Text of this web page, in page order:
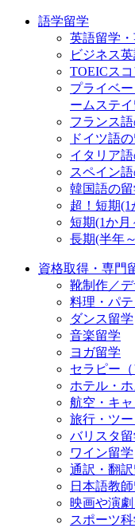
語学留学
英語留学
ビジネス
TOEICス
プライベ
ームステ
フランス
ドイツ語
イタリア
スペイン
韓国語の留
超！短期
短期(1か月
長期(半年
資格取得・専門
靴制作／
料理・パ
ダンス留学
音楽留学
ヨガ留学
セラピー
ホテル・
航空・キ
旅行・ツ
バリスタ留
ワイン留学
通訳・翻
日本語教
映画や演
スポーツ